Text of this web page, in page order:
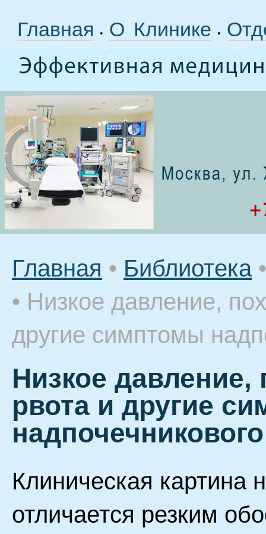
Главная • О Клинике •
Главная • Библиотека •
• Низкое давление,
другие симптомы
Низкое давление,
рвота и другие
Клиническая картина
отличается резким